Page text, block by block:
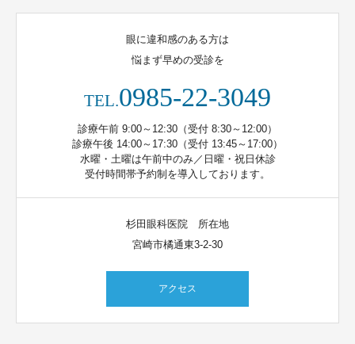
眼に違和感のある方は
悩まず早めの受診を
TEL.0985-22-3049
診療午前 9:00～12:30（受付 8:30～12:00）
診療午後 14:00～17:30（受付 13:45～17:00）
水曜・土曜は午前中のみ／日曜・祝日休診
受付時間帯予約制を導入しております。
杉田眼科医院 所在地
宮崎市橘通東3-2-30
アクセス